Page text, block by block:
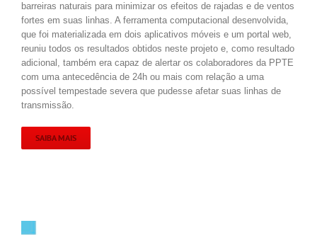
barreiras naturais para minimizar os efeitos de rajadas e de ventos
fortes em suas linhas. A ferramenta computacional desenvolvida,
que foi materializada em dois aplicativos móveis e um portal web,
reuniu todos os resultados obtidos neste projeto e, como resultado
adicional, também era capaz de alertar os colaboradores da PPTE
com uma antecedência de 24h ou mais com relação a uma
possível tempestade severa que pudesse afetar suas linhas de
transmissão.
SAIBA MAIS